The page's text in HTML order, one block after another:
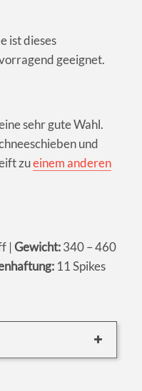
ist dieses
geeignet.
sehr gute Wahl.
und
zueinem anderen
| Gewicht:340 – 460
11 Spikes